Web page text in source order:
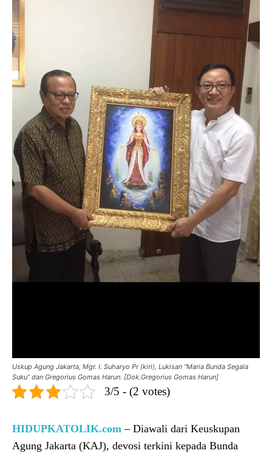
Uskup Agung Jakarta, Mgr. I. Suharyo Pr (kiri), Lukisan “Maria Bunda Segala
Suku” dan Gregorius Gomas Harun. [Dok.Gregorius Gomas Harun]
3/5 - (2 votes)
HIDUPKATOLIK.com – Diawali dari Keuskupan
Agung Jakarta (KAJ), devosi terkini kepada Bunda